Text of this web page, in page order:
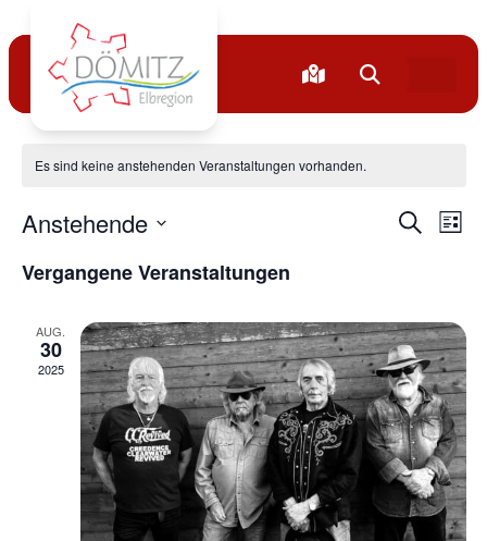
Creedence Clearwater
Es sind keine anstehenden Veranstaltungen vorhanden.
SucheListe
Anstehende
wählen.
Vergangene Veranstaltungen
AUG.
30
2025